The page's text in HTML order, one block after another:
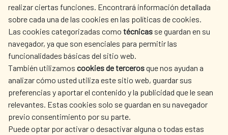
realizar ciertas funciones. Encontrará información detallada
sobre cada una de las cookies en las políticas de cookies.
Las cookies categorizadas como técnicas se guardan en su
navegador, ya que son esenciales para permitir las
funcionalidades básicas del sitio web.
También utilizamos cookies de tercerosque nos ayudan a
analizar cómo usted utiliza este sitio web, guardar sus
preferencias y aportar el contenido y la publicidad que le sean
relevantes. Estas cookies solo se guardan en su navegador
previo consentimiento por su parte.
Puede optar por activar o desactivar alguna o todas estas
SPANISH HUMANITARIAN
ACTION
PRESS ROOM
CULTURE AND SCIENCE LIBRARY
OUR SOCIAL MEDIA